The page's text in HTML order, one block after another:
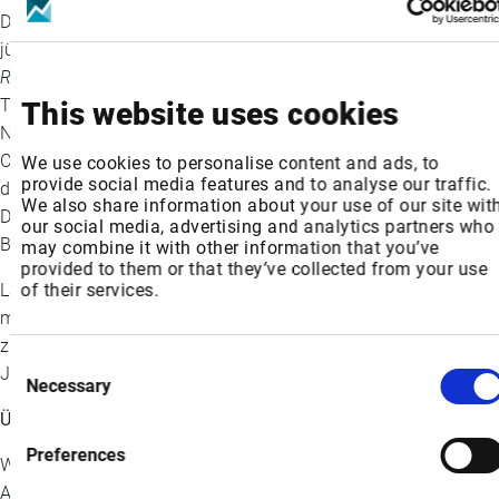
This website uses cookies
We use cookies to personalise content and ads, to
provide social media features and to analyse our traffic.
We also share information about your use of our site
our social media, advertising and analytics partners who
may combine it with other information that you’ve
provided to them or that they’ve collected from your use
of their services.
Consent
Selection
Necessary
Preferences
Der von Wolters Kluwer durchgeführte Survey ergänzt die
jüngsten Ergebnisse seines umfassenderen BerichtsFuture
Ready Accountant
Teilnehmenden analysierte. Laut dem Bericht sind die
Niederlande mit einem Anteil von 55 % der Unternehmen, die
Cloud-Technologie umfassend einsetzen, führend bei der
digitalen Transformation – deutlich über dem europäischen
Durchschnitt von 31 %. Gleichzeitig liegen sie jedoch bei den
Bildungsinvestitionen zurück.
Laden Sie den vollständigen Bericht herunter und erfahren Sie
mehr darüber, wie Sie eine widerstandsfähigere und
zufriedenere Belegschaft aufbauen können: „Work Pressure or
Job Satisfaction?“
Über Wolters Kluwer
Wolters Kluwer (EURONEXT: WKL) ist ein weltweit führender
Anbieter von Informationen, Softwarelösungen und